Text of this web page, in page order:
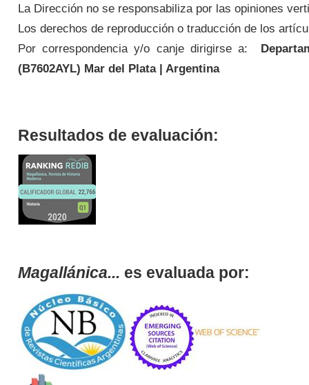
La Dirección no se responsabiliza por las opiniones
Los derechos de reproducción o traducción de los
Por correspondencia y/o canje dirigirse a:
(B7602AYL) Mar del Plata | Argentina
Resultados de evaluación:
Magallánica... es evaluada por: